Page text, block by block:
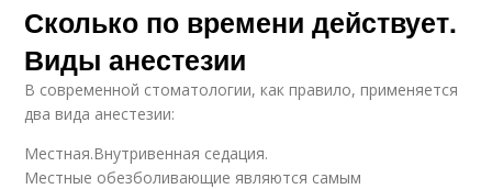
Сколько по времени действует.
Виды анестезии
В современной стоматологии, как правило, применяется
два вида анестезии:
Местная.Внутривенная седация.
Местные обезболивающие являются самым